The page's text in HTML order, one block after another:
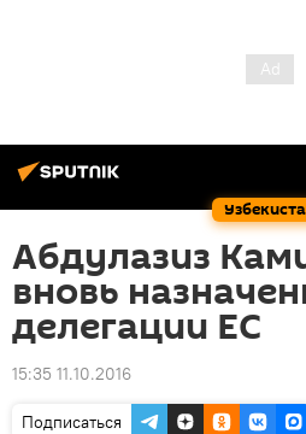
Абдулазиз
вновь
делегации ЕС
15:35 11.10.2016
Подписаться